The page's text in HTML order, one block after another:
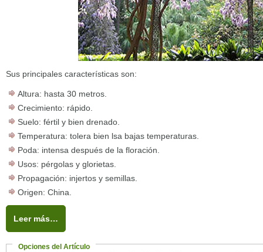
Sus principales características son:
Altura: hasta 30 metros.
Crecimiento: rápido.
Suelo: fértil y bien drenado.
Temperatura: tolera bien lsa bajas temperaturas.
Poda: intensa después de la floración.
Usos: pérgolas y glorietas.
Propagación: injertos y semillas.
Origen: China.
Leer más…
Opciones del Artículo